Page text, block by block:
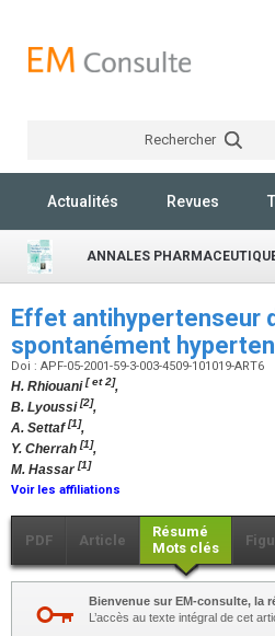
Rechercher
Actualités Revues
ANNALES
Effet antihypertenseur
spontanément
Doi : APF-05-2001-59-3-003-4509-101019-ART6
H. Rhiouani[ et 2],
B. Lyoussi[2],
A. Settaf[1],
Y. Cherrah [1],
M. Hassar[1]
Voir les affiliations
PDF Article
Résumé
Mots clés
Bienvenue sur EM-consulte, la
L’accès au texte intégral de cet